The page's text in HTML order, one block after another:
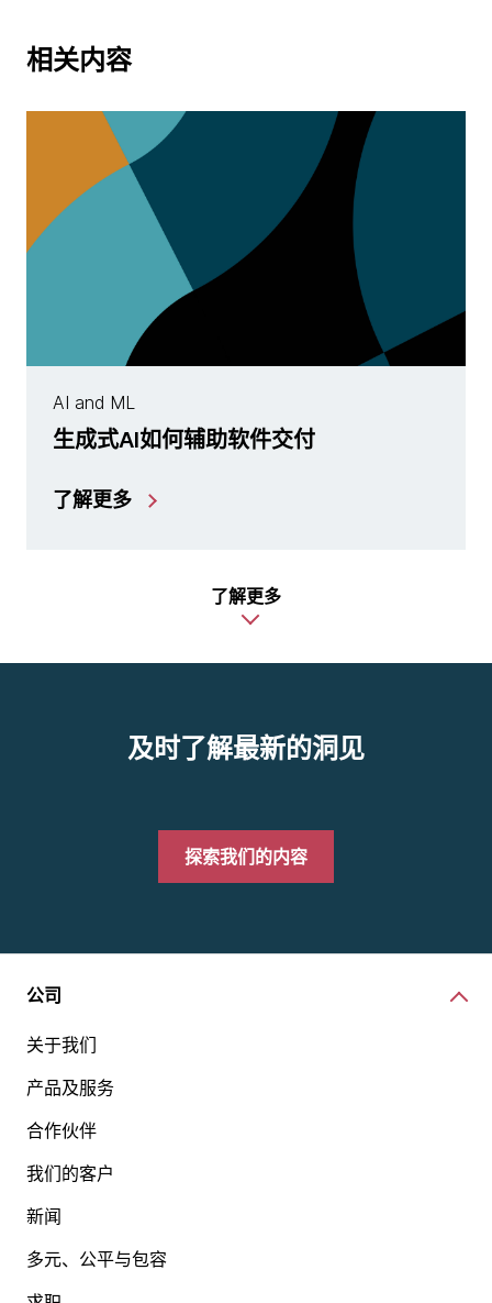
相关内容
AI and ML
生成式AI如何辅助软件交付
了解更多
了解更多
及时了解最新的洞见
探索我们的内容
公司
关于我们
产品及服务
合作伙伴
我们的客户
新闻
多元、公平与包容